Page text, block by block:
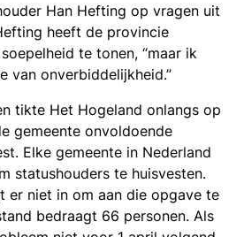
Han Hefting op vragen uit
heeft de provincie
te tonen, “maar ik
van onverbiddelijkheid.”
tikte Het Hogeland onlangs op
gemeente onvoldoende
Elke gemeente in Nederland
statushouders te huisvesten.
er niet in om aan die opgave te
bedraagt 66 personen. Als